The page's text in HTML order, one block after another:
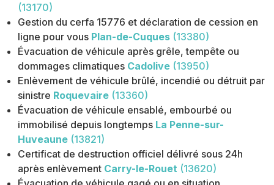
(13170)
Gestion du cerfa 15776 et déclaration de cession en
ligne pour vous Plan-de-Cuques (13380)
Évacuation de véhicule après grêle, tempête ou
dommages climatiques Cadolive (13950)
Enlèvement de véhicule brûlé, incendié ou détruit par
sinistre Roquevaire (13360)
Évacuation de véhicule ensablé, embourbé ou
immobilisé depuis longtemps La Penne-sur-
Huveaune (13821)
Certificat de destruction officiel délivré sous 24h
après enlèvement Carry-le-Rouet (13620)